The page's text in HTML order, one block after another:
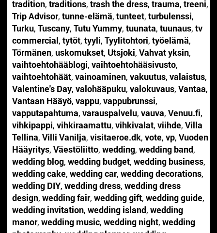
tradition, traditions, trash the dress, trauma, treeni,
Trip Advisor, tunne-elämä, tunteet, turbulenssi,
Turku, Tuscany, Tutu Yummy, tuunata, tuunaus, tv
commercial, tytöt, tyyli, Tyylitohtori, työelämä,
Törmänen, uskomukset, Utsjoki, Vahvat yksin,
vaihtoehtohääblogi, vaihtoehtohääsivusto,
vaihtoehtohäät, vainoaminen, vakuutus, valaistus,
Valentine's Day, valohääpuku, valokuvaus, Vantaa,
Vantaan Hääyö, vappu, vappubrunssi,
vapputapahtuma, varauspalvelu, vauva, Venuu.fi,
vihkipappi, vihkiraamattu, vihkivalat, viihde, Villa
Tellina, Villi Vanilja, visitaeroe.dk, vote, vp, Vuoden
Hääyritys, Väestöliitto, wedding, wedding band,
wedding blog, wedding budget, wedding business,
wedding cake, wedding car, wedding decorations,
wedding DIY, wedding dress, wedding dress
design, wedding fair, wedding gift, wedding guide,
wedding invitation, wedding island, wedding
manor, wedding music, wedding night, wedding